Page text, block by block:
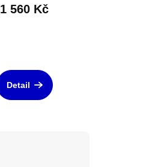
Black
1 560 Kč
Detail